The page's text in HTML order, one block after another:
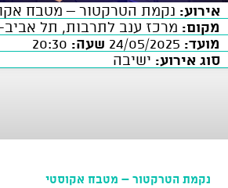
אירוע: נקמת הטרקטור – מטבח
מקום: מרכז ענב לתרבות, תל אביב-
מועד:
שעה:
סוג אירוע: ישיבה
נקמת הטרקטור – מטבח אקוסטי